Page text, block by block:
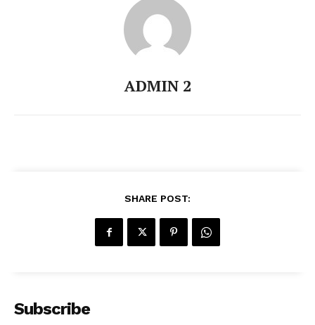
ADMIN 2
SHARE POST:
Subscribe